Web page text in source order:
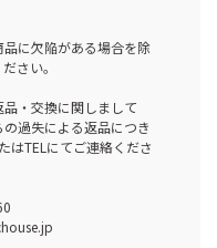
に欠陥がある場合を除
さい。
・交換に関しまして
過失による返品につき
はTELにてご連絡くださ